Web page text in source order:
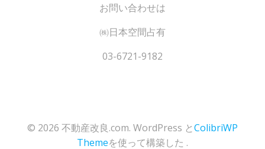
お問い合わせは
㈱日本空間占有
03-6721-9182
© 2026 不動産改良.com. WordPress とColibriWP
Themeを使って構築した .